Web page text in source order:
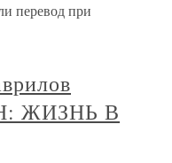
перевод при
ЖИЗНЬ В